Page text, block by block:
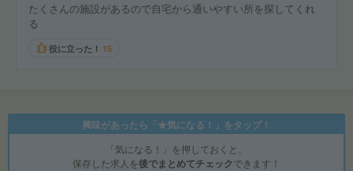
たくさんの施設があるので自宅から通いやすい所を探してくれ
る
役に立った！ 15
興味があったら「★気になる！」をタップ！
「気になる！」を押しておくと、
保存した求人を後でまとめてチェックできます！